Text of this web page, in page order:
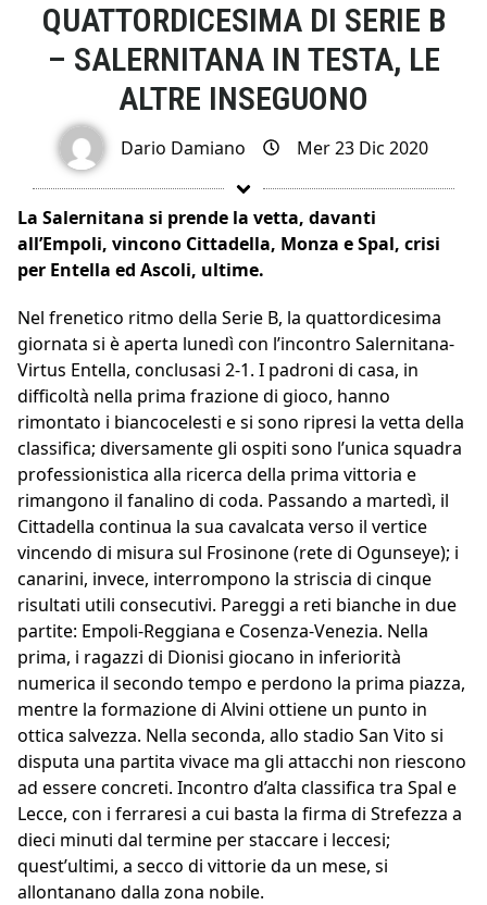
QUATTORDICESIMA DI SERIE B
– SALERNITANA IN TESTA, LE
ALTRE INSEGUONO
Dario Damiano Mer 23 Dic 2020
La Salernitana si prende la vetta, davanti
all’Empoli, vincono Cittadella, Monza e Spal, crisi
per Entella ed Ascoli, ultime.
Nel frenetico ritmo della Serie B, la quattordicesima
giornata si è aperta lunedì con l’incontro Salernitana-
Virtus Entella, conclusasi 2-1. I padroni di casa, in
difficoltà nella prima frazione di gioco, hanno
rimontato i biancocelesti e si sono ripresi la vetta della
classifica; diversamente gli ospiti sono l’unica squadra
professionistica alla ricerca della prima vittoria e
rimangono il fanalino di coda. Passando a martedì, il
Cittadella continua la sua cavalcata verso il vertice
vincendo di misura sul Frosinone (rete di Ogunseye); i
canarini, invece, interrompono la striscia di cinque
risultati utili consecutivi. Pareggi a reti bianche in due
partite: Empoli-Reggiana e Cosenza-Venezia. Nella
prima, i ragazzi di Dionisi giocano in inferiorità
numerica il secondo tempo e perdono la prima piazza,
mentre la formazione di Alvini ottiene un punto in
ottica salvezza. Nella seconda, allo stadio San Vito si
disputa una partita vivace ma gli attacchi non riescono
ad essere concreti. Incontro d’alta classifica tra Spal e
Lecce, con i ferraresi a cui basta la firma di Strefezza a
dieci minuti dal termine per staccare i leccesi;
quest’ultimi, a secco di vittorie da un mese, si
allontanano dalla zona nobile.